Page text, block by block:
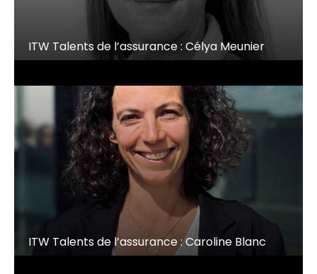
ITW Talents de l’assurance : Célya Meunier
ITW Talents de l’assurance : Caroline Blanc